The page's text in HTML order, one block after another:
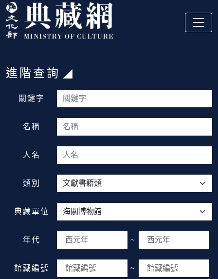
跳到主要內容
:::
:::
進階查詢
關鍵字
名稱
人名
類別
典藏單位
年代 ~
館藏編號 ~